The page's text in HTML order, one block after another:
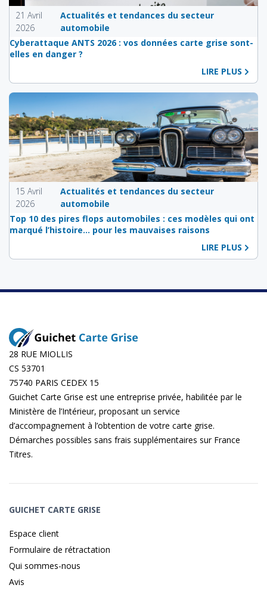
21 Avril
2026
Actualités et tendances du secteur
automobile
Cyberattaque ANTS 2026 : vos données carte grise sont-
elles en danger ?
LIRE PLUS
15 Avril
2026
Actualités et tendances du secteur
automobile
Top 10 des pires flops automobiles : ces modèles qui ont
marqué l’histoire… pour les mauvaises raisons
LIRE PLUS
28 RUE MIOLLIS
CS 53701
75740 PARIS CEDEX 15
Guichet Carte Grise est une entreprise privée, habilitée par le
Ministère de l’Intérieur, proposant un service
d’accompagnement à l’obtention de votre carte grise.
Démarches possibles sans frais supplémentaires sur France
Titres.
GUICHET CARTE GRISE
Espace client
Formulaire de rétractation
Qui sommes-nous
Avis